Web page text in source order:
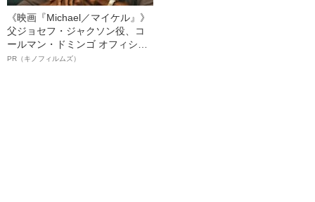
《映画『Michael／マイケル』》
父ジョセフ・ジャクソン役、コ
ールマン・ドミンゴ オフィシャ
ルインタビュー“観客を魅了した
PR（キノフィルムズ）